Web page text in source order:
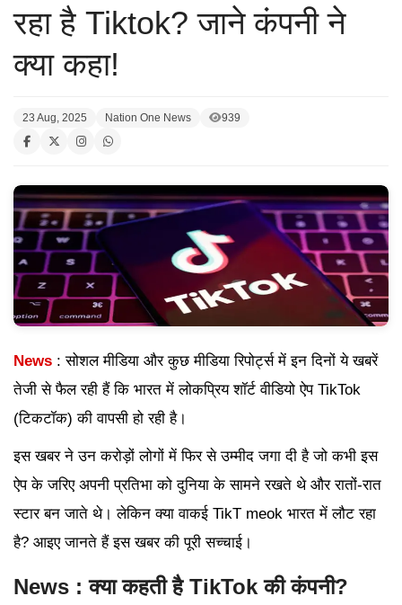
रहा है Tiktok? जाने कंपनी ने
क्या कहा!
23 Aug, 2025 Nation One News 939
News : सोशल मीडिया और कुछ मीडिया रिपोर्ट्स में इन दिनों ये खबरें
तेजी से फैल रही हैं कि भारत में लोकप्रिय शॉर्ट वीडियो ऐप TikTok
(टिकटॉक) की वापसी हो रही है।
इस खबर ने उन करोड़ों लोगों में फिर से उम्मीद जगा दी है जो कभी इस
ऐप के जरिए अपनी प्रतिभा को दुनिया के सामने रखते थे और रातों-रात
स्टार बन जाते थे। लेकिन क्या वाकई TikT meok भारत में लौट रहा
है? आइए जानते हैं इस खबर की पूरी सच्चाई।
News : क्या कहती है TikTok की कंपनी?